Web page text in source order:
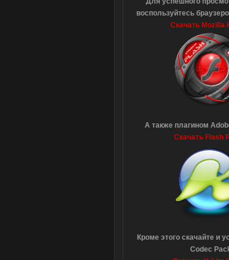
воспользуйтесь
Скачать Mozilla
А также плагином
Скачать Flash
Кроме этого скачайте и
Codec